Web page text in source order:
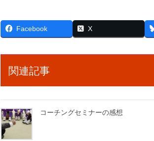
Facebook X
関連記事
コーチングセミナーの感想